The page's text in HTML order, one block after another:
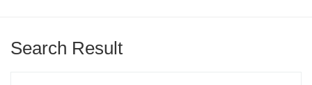
Search Result